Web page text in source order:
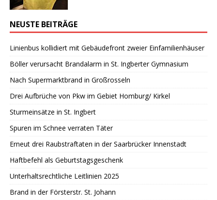
NEUSTE BEITRÄGE
Linienbus kollidiert mit Gebäudefront zweier Einfamilienhäuser
Böller verursacht Brandalarm in St. Ingberter Gymnasium
Nach Supermarktbrand in Großrosseln
Drei Aufbrüche von Pkw im Gebiet Homburg/ Kirkel
Sturmeinsätze in St. Ingbert
Spuren im Schnee verraten Täter
Erneut drei Raubstraftaten in der Saarbrücker Innenstadt
Haftbefehl als Geburtstagsgeschenk
Unterhaltsrechtliche Leitlinien 2025
Brand in der Försterstr. St. Johann